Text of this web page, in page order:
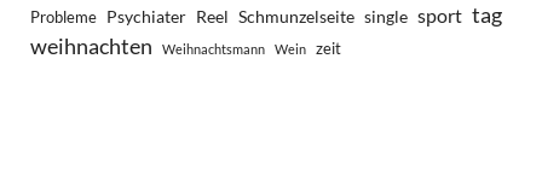
Probleme Psychiater Reel Schmunzelseite single sport tag
weihnachten
Weihnachtsmann Wein zeit